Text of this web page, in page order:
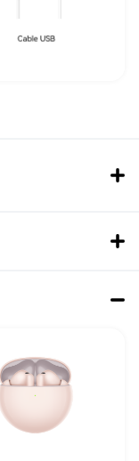
WATCH Ultimate
Negro